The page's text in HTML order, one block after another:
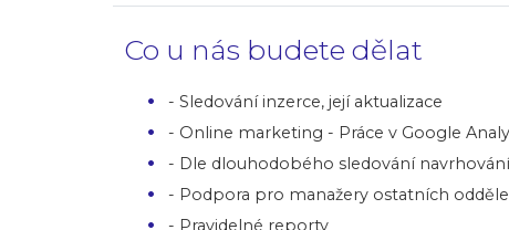
Co u nás budete dělat
- Sledování inzerce, její aktualizace
- Online marketing - Práce v Google
- Dle dlouhodobého sledování
- Podpora pro manažery ostatních
- Pravidelné reporty